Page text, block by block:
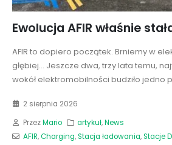
Ewolucja AFIR właśnie
AFIR to dopiero początek. Brniemy w
głębiej... Jeszcze dwa, trzy lata temu,
wokół elektromobilności budziło jedno
2 sierpnia 2026
PrzezMario artykuł,News
AFIR,Charging,Stacja ładowania,Stacje